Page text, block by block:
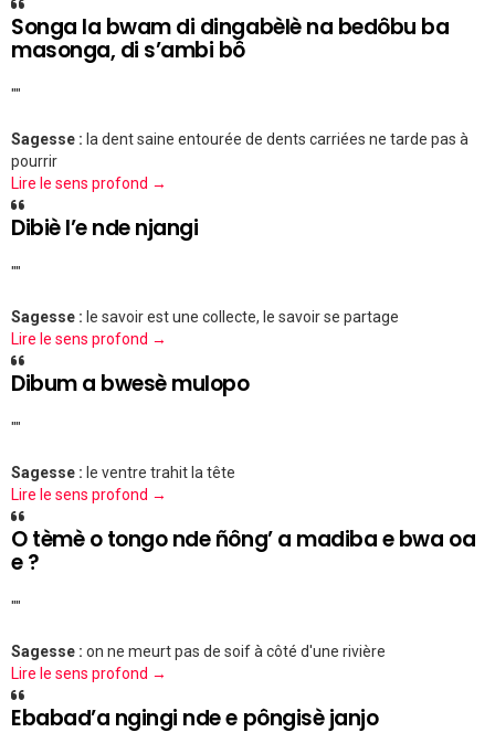
Songa la bwam di dingabèlè na bedôbu ba
masonga, di s’ambi bô
""
Sagesse : la dent saine entourée de dents carriées ne tarde pas à
pourrir
Lire le sens profond →
Dibiè l’e nde njangi
""
Sagesse : le savoir est une collecte, le savoir se partage
Lire le sens profond →
Dibum a bwesè mulopo
""
Sagesse : le ventre trahit la tête
Lire le sens profond →
O tèmè o tongo nde ñông’ a madiba e bwa oa
e ?
""
Sagesse : on ne meurt pas de soif à côté d'une rivière
Lire le sens profond →
Ebabad’a ngingi nde e pôngisè janjo